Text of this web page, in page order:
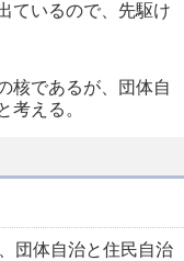
ているので、先駆け
核であるが、団体自
考える。
団体自治と住民自治